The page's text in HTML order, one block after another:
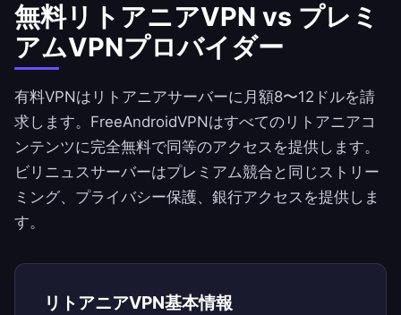
無料リトアニアVPN vs プレミ
アムVPNプロバイダー
有料VPNはリトアニアサーバーに月額8〜12ドルを請
求します。 FreeAndroidVPNはすべてのリトアニアコ
ンテンツに完全無料で同等のアクセスを提供します。
ビリニュスサーバーはプレミアム競合と同じストリー
ミング、プライバシー保護、銀行アクセスを提供しま
す。
リトアニアVPN基本情報